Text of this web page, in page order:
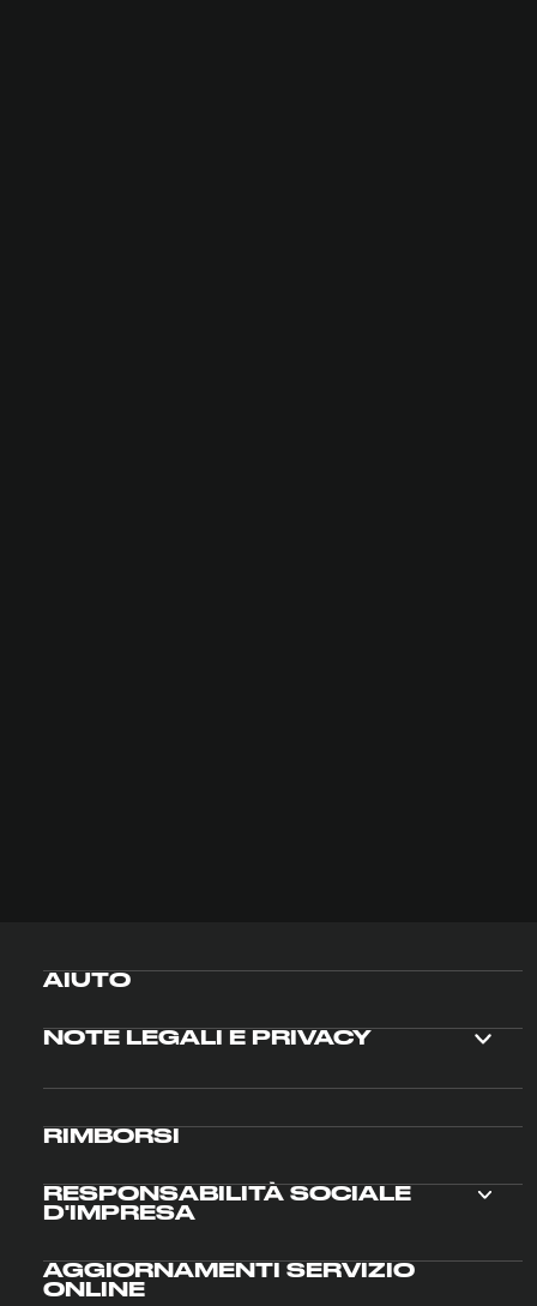
AIUTO
NOTE LEGALI E PRIVACY
RIMBORSI
RESPONSABILITÀ SOCIALE
D'IMPRESA
AGGIORNAMENTI SERVIZIO
ONLINE